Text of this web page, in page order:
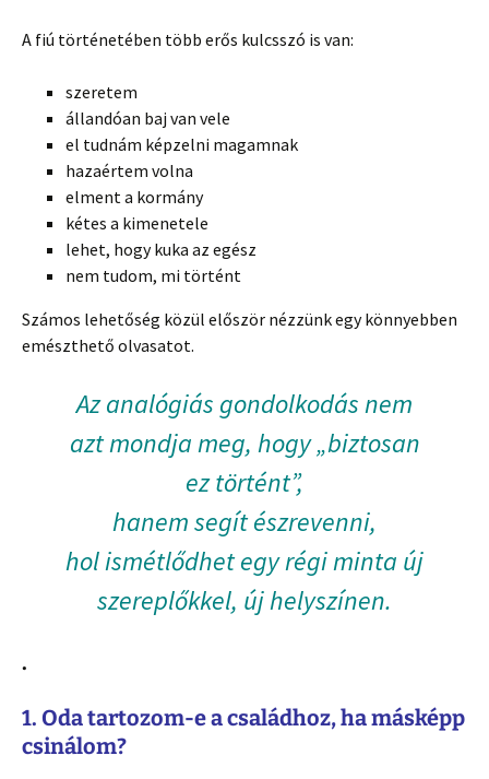
A fiú történetében több erős kulcsszó is van:
szeretem
állandóan baj van vele
el tudnám képzelni magamnak
hazaértem volna
elment a kormány
kétes a kimenetele
lehet, hogy kuka az egész
nem tudom, mi történt
Számos lehetőség közül először nézzünk egy könnyebben
emészthető olvasatot.
Az analógiás gondolkodás nem
azt mondja meg, hogy „biztosan
ez történt”,
hanem segít észrevenni,
hol ismétlődhet egy régi minta új
szereplőkkel, új helyszínen.
.
1. Oda tartozom-e a családhoz, ha másképp
csinálom?